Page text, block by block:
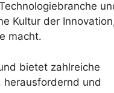
Kultur der
macht.
bietet zahlreiche
herausfordernd und